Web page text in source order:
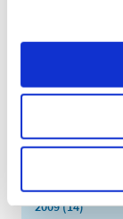
maj (1)
marts (3)
2009 (14)